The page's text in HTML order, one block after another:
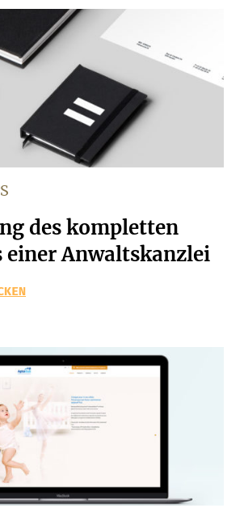
des kompletten
einer Anwaltskanzlei